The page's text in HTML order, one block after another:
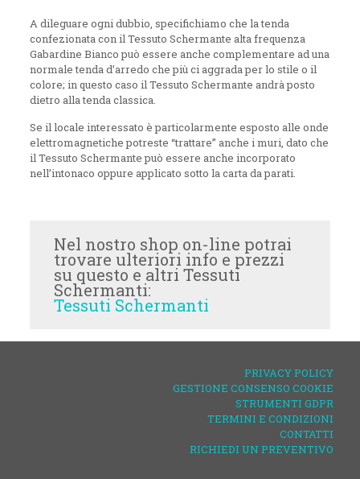
A dileguare ogni dubbio, specifichiamo che la tenda
confezionata con il Tessuto Schermante alta frequenza
Gabardine Bianco può essere anche complementare ad una
normale tenda d’arredo che più ci aggrada per lo stile o il
colore; in questo caso il Tessuto Schermante andrà posto
dietro alla tenda classica.
Se il locale interessato è particolarmente esposto alle onde
elettromagnetiche potreste “trattare” anche i muri, dato che
il Tessuto Schermante può essere anche incorporato
nell’intonaco oppure applicato sotto la carta da parati.
Nel nostro shop on-line potrai
trovare ulteriori info e prezzi
su questo e altri Tessuti
Schermanti:
Tessuti Schermanti
PRIVACY POLICY
GESTIONE CONSENSO COOKIE
STRUMENTI GDPR
TERMINI E CONDIZIONI
CONTATTI
RICHIEDI UN PREVENTIVO